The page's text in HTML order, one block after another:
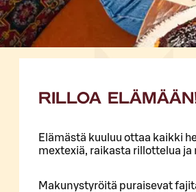
RILLOA
Elämästä kuuluu ottaa kaikki
mextexiä, raikasta rillottelua
Makunystyröitä puraisevat